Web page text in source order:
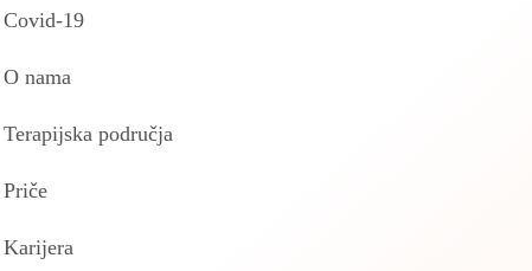
Covid-19
O nama
Terapijska područja
Priče
Karijera